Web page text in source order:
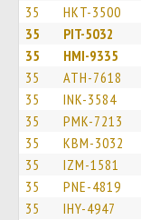
35 HKT-3500
35 PIT-5032
35 HMI-9335
35 ATH-7618
35 INK-3584
35 PMK-7213
35 KBM-3032
35 IZM-1581
35 PNE-4819
35 IHY-4947